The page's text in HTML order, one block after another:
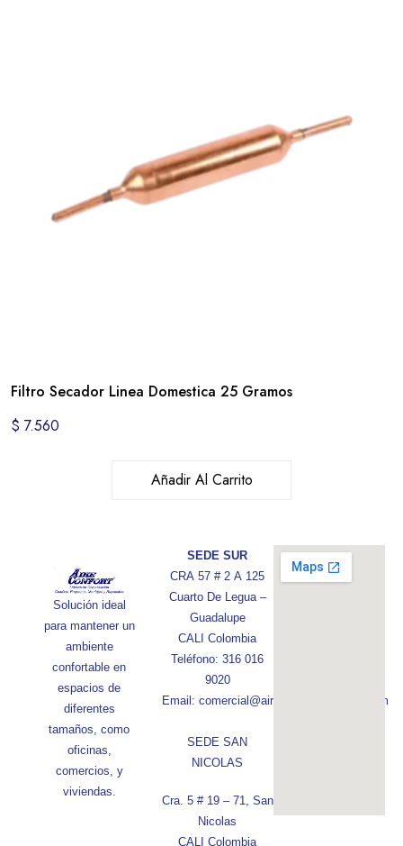
Filtro Secador Linea Domestica 25 Gramos
$ 7.560
Añadir Al Carrito
Solución ideal
para mantener un
ambiente
confortable en
espacios de
diferentes
tamaños, como
oficinas,
comercios, y
viviendas.
SEDE SUR
CRA 57 # 2 A 125
Cuarto De Legua –
Guadalupe
CALI Colombia
Teléfono: 316 016
9020
Email: comercial@aireconfortcolombia.com
SEDE SAN
NICOLAS
Cra. 5 # 19 – 71, San
Nicolas
CALI Colombia